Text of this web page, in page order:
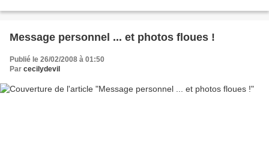
Message personnel ... et photos floues !
Publié le 26/02/2008 à 01:50
Par cecilydevil